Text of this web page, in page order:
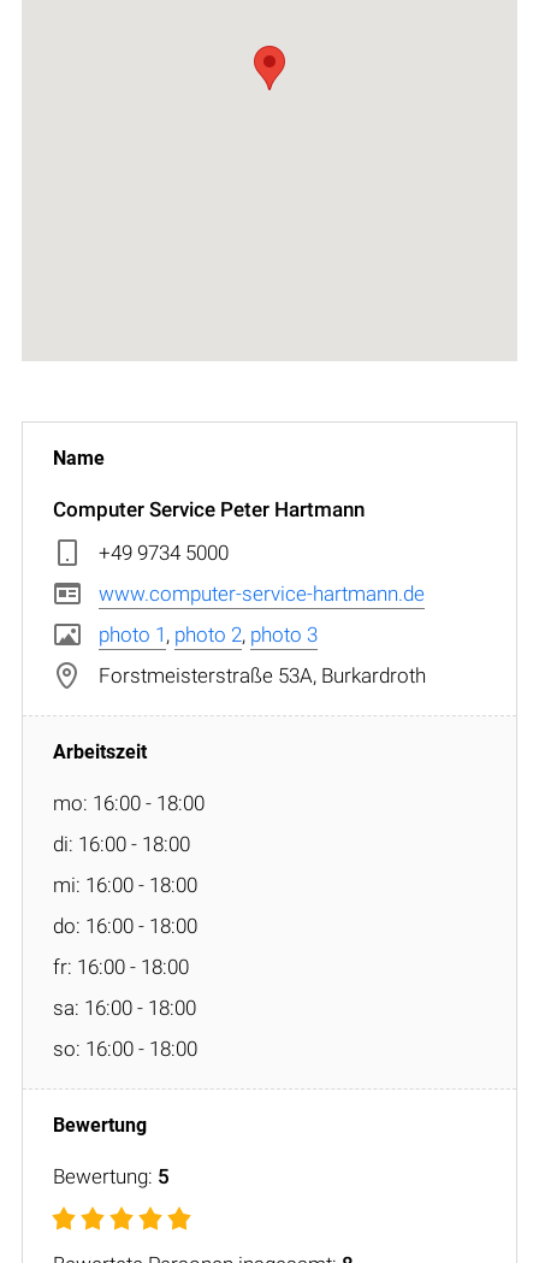
Computer Service Peter Hartmann
+49 9734 5000
www.computer-service-hartmann.de
photo 1 , photo 2, photo 3
Forstmeisterstraße 53A, Burkardroth
mo: 16:00 - 18:00
di: 16:00 - 18:00
mi: 16:00 - 18:00
do: 16:00 - 18:00
fr: 16:00 - 18:00
sa: 16:00 - 18:00
so: 16:00 - 18:00
Bewertung: 5